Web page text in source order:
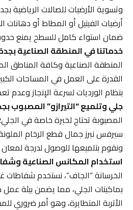
وتسوية الأرضيات للصالات الرياضية
أرضيات الفينيل أو المطاط أو دهانات
ضمان استواء كامل للسطح يمنع حدوث أي
خدماتنا في المنطقة الصناعية بجدة
المنطقة الصناعية وكافة المناطق
القدرة على العمل في المساحات
بنظام الورديات لسرعة الإنجاز وعدم
جلي وتلميع “التيرازو” المصبوب بجدة
المصبوبة تحتاج لخبرة خاصة في
سيرفس نبرز جمال قطع الرخام الملونة
ونقوم بتلميعها للوصول لدرجة لمعان
استخدام المكانس الصناعية
الخرسانة “الجاف”، نستخدم شفاطات
الأتربة المتطايرة، وهو أمر ضروري